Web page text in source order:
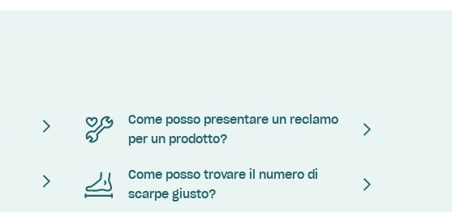
Come posso presentare un reclamo
per un prodotto?
Come posso trovare il numero di
scarpe giusto?